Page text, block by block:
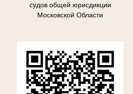
судов общей юрисдикции
Московской Области